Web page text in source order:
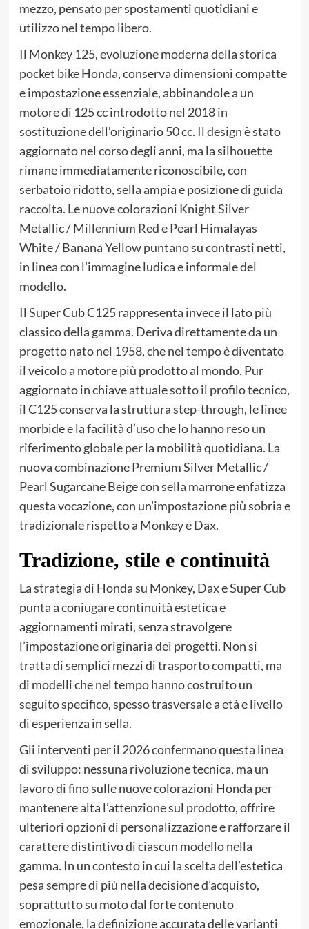
mezzo, pensato per spostamenti quotidiani e
utilizzo nel tempo libero.
Il Monkey 125, evoluzione moderna della storica
pocket bike Honda, conserva dimensioni compatte
e impostazione essenziale, abbinandole a un
motore di 125 cc introdotto nel 2018 in
sostituzione dell’originario 50 cc. Il design è stato
aggiornato nel corso degli anni, ma la silhouette
rimane immediatamente riconoscibile, con
serbatoio ridotto, sella ampia e posizione di guida
raccolta. Le nuove colorazioni Knight Silver
Metallic / Millennium Red e Pearl Himalayas
White / Banana Yellow puntano su contrasti netti,
in linea con l’immagine ludica e informale del
modello.
Il Super Cub C125 rappresenta invece il lato più
classico della gamma. Deriva direttamente da un
progetto nato nel 1958, che nel tempo è diventato
il veicolo a motore più prodotto al mondo. Pur
aggiornato in chiave attuale sotto il profilo tecnico,
il C125 conserva la struttura step-through, le linee
morbide e la facilità d’uso che lo hanno reso un
riferimento globale per la mobilità quotidiana. La
nuova combinazione Premium Silver Metallic /
Pearl Sugarcane Beige con sella marrone enfatizza
questa vocazione, con un’impostazione più sobria e
tradizionale rispetto a Monkey e Dax.
Tradizione, stile e continuità
La strategia di Honda su Monkey, Dax e Super Cub
punta a coniugare continuità estetica e
aggiornamenti mirati, senza stravolgere
l’impostazione originaria dei progetti. Non si
tratta di semplici mezzi di trasporto compatti, ma
di modelli che nel tempo hanno costruito un
seguito specifico, spesso trasversale a età e livello
di esperienza in sella.
Gli interventi per il 2026 confermano questa linea
di sviluppo: nessuna rivoluzione tecnica, ma un
lavoro di fino sulle nuove colorazioni Honda per
mantenere alta l’attenzione sul prodotto, offrire
ulteriori opzioni di personalizzazione e rafforzare il
carattere distintivo di ciascun modello nella
gamma. In un contesto in cui la scelta dell’estetica
pesa sempre di più nella decisione d’acquisto,
soprattutto su moto dal forte contenuto
emozionale, la definizione accurata delle varianti